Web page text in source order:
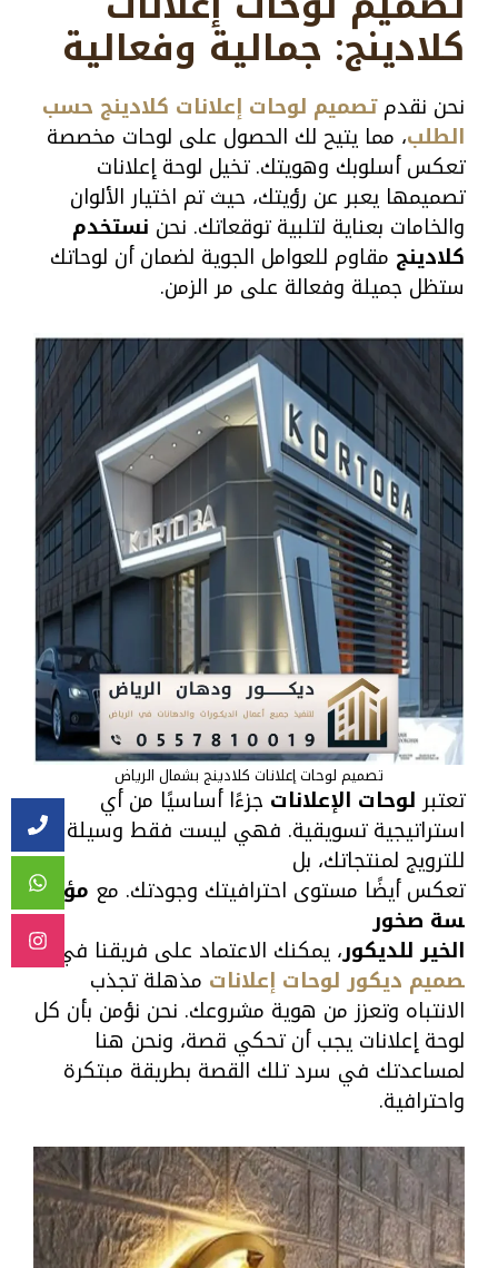
كلادينج: جمالية وفعالية
نحن نقدم تصميم لوحات إعلانات كلادينج حسب
الطلب، مما يتيح لك الحصول على لوحات مخصصة
تعكس أسلوبك وهويتك. تخيل لوحة إعلانات
تصميمها يعبر عن رؤيتك، حيث تم اختيار الألوان
والخامات بعناية لتلبية توقعاتك. نحن نستخدم
كلادينج مقاوم للعوامل الجوية لضمان أن لوحاتك
ستظل جميلة وفعالة على مر الزمن.
تصميم لوحات إعلانات كلادينج بشمال الرياض
تعتبر لوحات الإعلانات جزءًا أساسيًا من أي
استراتيجية تسويقية. فهي ليست فقط وسيلة
للترويج لمنتجاتك، بل
تعكس أيضًا مستوى احترافيتك وجودتك. مع مؤس
سة صخور
الخير للديكور، يمكنك الاعتماد على فريقنا في ت
صميم ديكور لوحات إعلانات مذهلة تجذب
الانتباه وتعزز من هوية مشروعك. نحن نؤمن بأن كل
لوحة إعلانات يجب أن تحكي قصة، ونحن هنا
لمساعدتك في سرد تلك القصة بطريقة مبتكرة
واحترافية.